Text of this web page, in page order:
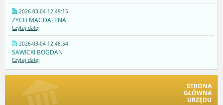
2026-03-04 12:49:15
ZYCH MAGDALENA
Czytaj dalej
2026-03-04 12:48:54
SAWICKI BOGDAN
Czytaj dalej
STRONA
GŁÓWNA
URZĘDU